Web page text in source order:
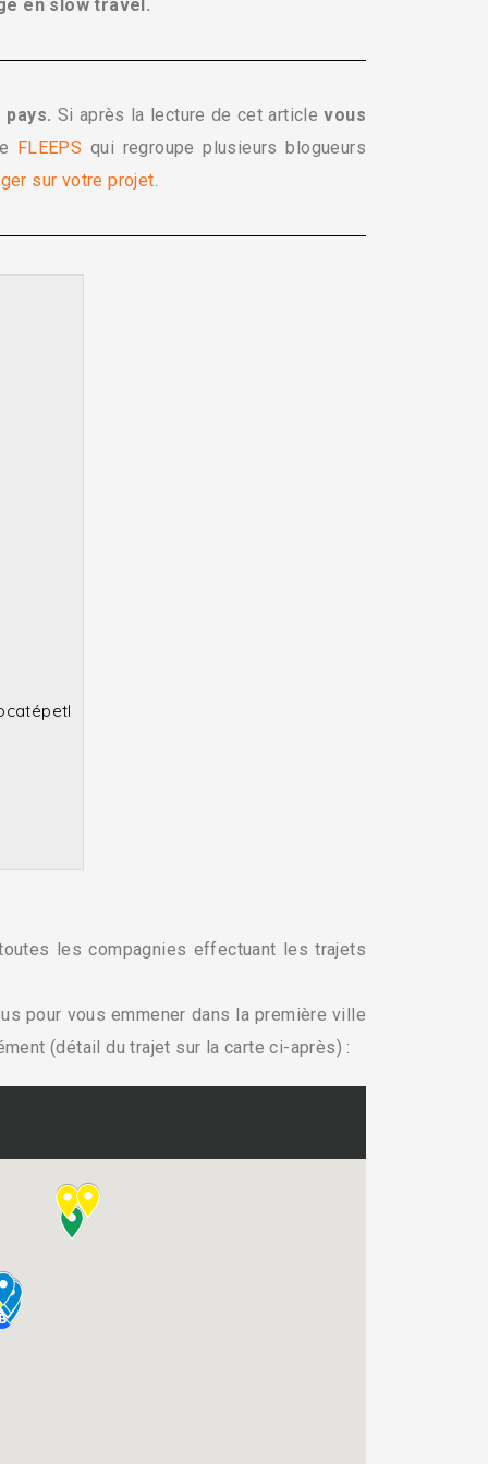
en slow travel.
Si après la lecture de cet articlevous
FLEEPS qui regroupe plusieurs blogueurs
sur votre projet.
les compagnies effectuant les trajets
pour vous emmener dans la première ville
(détail du trajet sur la carte ci-après) :